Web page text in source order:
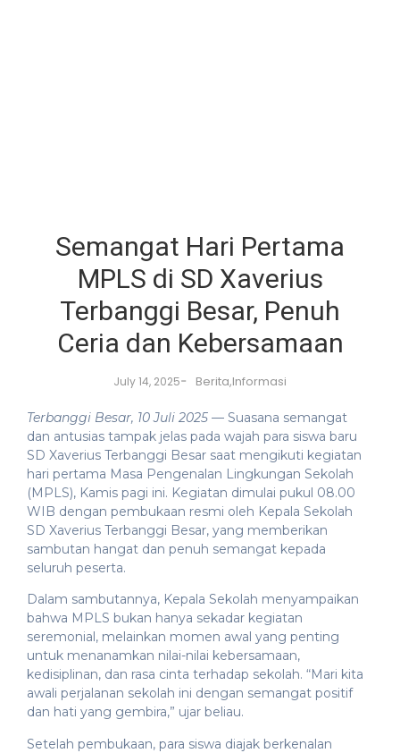
Semangat Hari Pertama
MPLS di SD Xaverius
Terbanggi Besar, Penuh
Ceria dan Kebersamaan
July 14, 2025- Berita,Informasi
Terbanggi Besar, 10 Juli 2025 — Suasana semangat
dan antusias tampak jelas pada wajah para siswa baru
SD Xaverius Terbanggi Besar saat mengikuti kegiatan
hari pertama Masa Pengenalan Lingkungan Sekolah
(MPLS), Kamis pagi ini. Kegiatan dimulai pukul 08.00
WIB dengan pembukaan resmi oleh Kepala Sekolah
SD Xaverius Terbanggi Besar, yang memberikan
sambutan hangat dan penuh semangat kepada
seluruh peserta.
Dalam sambutannya, Kepala Sekolah menyampaikan
bahwa MPLS bukan hanya sekadar kegiatan
seremonial, melainkan momen awal yang penting
untuk menanamkan nilai-nilai kebersamaan,
kedisiplinan, dan rasa cinta terhadap sekolah. “Mari kita
awali perjalanan sekolah ini dengan semangat positif
dan hati yang gembira,” ujar beliau.
Setelah pembukaan, para siswa diajak berkenalan